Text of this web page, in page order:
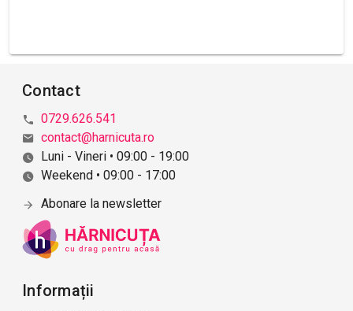
Contact
0729.626.541
contact@harnicuta.ro
Luni - Vineri • 09:00 - 19:00
Weekend • 09:00 - 17:00
Abonare la newsletter
Informații